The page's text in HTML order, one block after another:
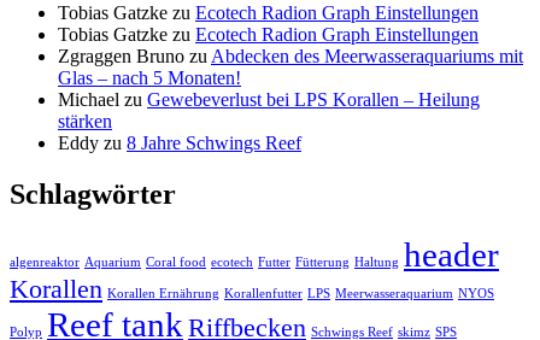
Tobias Gatzke zu Ecotech Radion Graph Einstellungen
Tobias Gatzke zu Ecotech Radion Graph Einstellungen
Zgraggen Bruno zu Abdecken des Meerwasseraquariums mit
Glas – nach 5 Monaten!
Michael zu Gewebeverlust bei LPS Korallen – Heilung
stärken
Eddy zu 8 Jahre Schwings Reef
Schlagwörter
algenreaktor Aquarium Coral food ecotech Futter Fütterung Haltung header
Korallen Korallen Ernährung Korallenfutter LPS Meerwasseraquarium NYOS
Polyp Reef tank Riffbecken Schwings Reef skimz SPS